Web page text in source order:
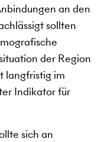
an den
sollten
der Region
langfristig im
Indikator für
sich an